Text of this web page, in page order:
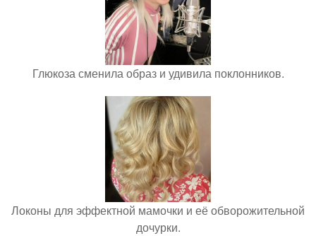
Глюкоза сменила образ и удивила поклонников.
Локоны для эффектной мамочки и её обворожительной
дочурки.